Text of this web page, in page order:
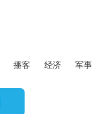
播客 经济 军事